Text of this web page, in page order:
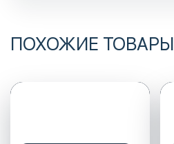
ПОХОЖИЕ ТОВАРЫ